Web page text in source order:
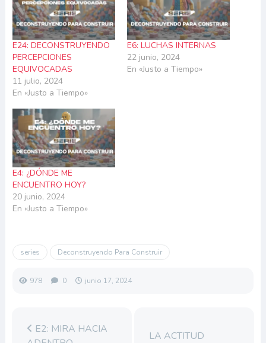
E24: DECONSTRUYENDO
PERCEPCIONES
EQUIVOCADAS
11 julio, 2024
En «Justo a Tiempo»
E6: LUCHAS INTERNAS
22 junio, 2024
En «Justo a Tiempo»
E4: ¿DÓNDE ME
ENCUENTRO HOY?
20 junio, 2024
En «Justo a Tiempo»
series Deconstruyendo Para Construir
978 0 junio 17, 2024
E2: MIRA HACIA
LA ACTITUD